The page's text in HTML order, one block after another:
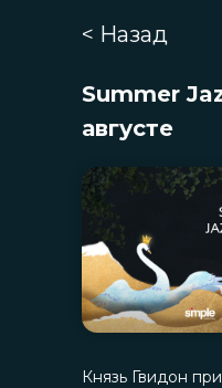
Summer
августе
Князь Гвидон
< Назад